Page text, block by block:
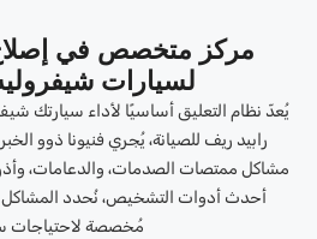
مركز متخصص في إصلاح
لسيارات
يُعدّ نظام التعليق أساسيًا لأداء سيارتك
رابيد ريف للصيانة، يُجري فنيونا ذوو
مشاكل ممتصات الصدمات، والدعامات،
أحدث أدوات التشخيص، نُحدد المشاكل
مُخصصة لاحتياجات